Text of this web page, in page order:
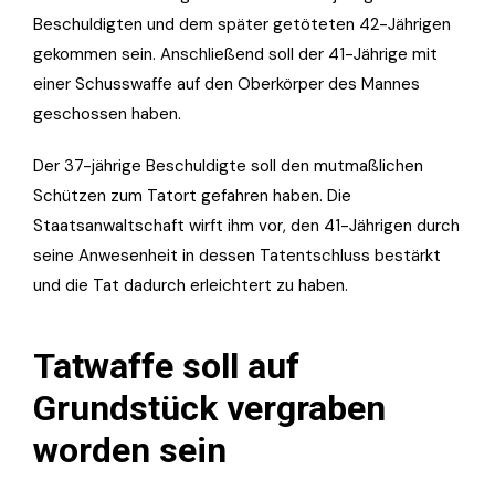
Beschuldigten und dem später getöteten 42-Jährigen
gekommen sein. Anschließend soll der 41-Jährige mit
einer Schusswaffe auf den Oberkörper des Mannes
geschossen haben.
Der 37-jährige Beschuldigte soll den mutmaßlichen
Schützen zum Tatort gefahren haben. Die
Staatsanwaltschaft wirft ihm vor, den 41-Jährigen durch
seine Anwesenheit in dessen Tatentschluss bestärkt
und die Tat dadurch erleichtert zu haben.
Tatwaffe soll auf
Grundstück vergraben
worden sein